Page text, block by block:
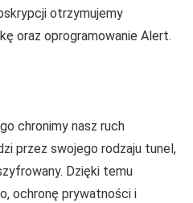
otrzymujemy
oraz oprogramowanie Alert.
chronimy nasz ruch
przez swojego rodzaju tunel,
Dzięki temu
ochronę prywatności i